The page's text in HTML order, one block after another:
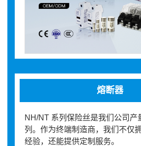
熔断器
NH/NT 系列保险丝是我们公司产
列。作为终端制造商，我们不仅
经验，还能提供定制服务。